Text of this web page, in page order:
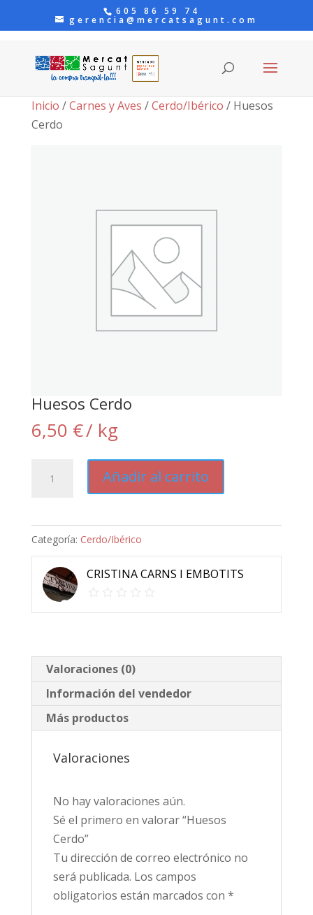
605 86 59 74
gerencia@mercatsagunt.com
Inicio /Carnes y Aves /Cerdo/Ibérico / Huesos
Cerdo
Huesos Cerdo
6,50 €/ kg
Cerdo
Añadir al carrito
Categoría: Cerdo/Ibérico
CRISTINA CARNS I EMBOTITS
Valoraciones (0)
Información del vendedor
Más productos
Valoraciones
No hay valoraciones aún.
Sé el primero en valorar “Huesos
Cerdo”
Tu dirección de correo electrónico no
será publicada. Los campos
obligatorios están marcados con *